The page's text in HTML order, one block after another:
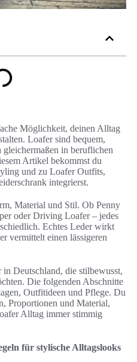
Möglichkeit, deinen Alltag
Loafer sind bequem,
in beruflichen
Artikel bekommst du
und zu Loafer Outfits,
integrierst.
Material und Stil. Ob Penny
oder Driving Loafer – jedes
Echtes Leder wirkt
vermittelt einen lässigeren
Deutschland, die stilbewusst,
Die folgenden Abschnitte
Outfitideen und Pflege. Du
Proportionen und Material,
Alltag immer stimmig
für stylische Alltagslooks